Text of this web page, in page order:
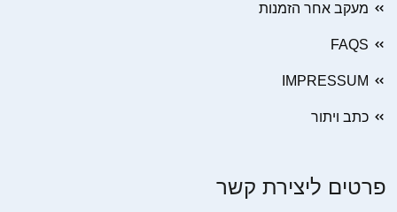
מעקב אחר הזמנות
FAQS
IMPRESSUM
כתב ויתור
פרטים ליצירת קשר